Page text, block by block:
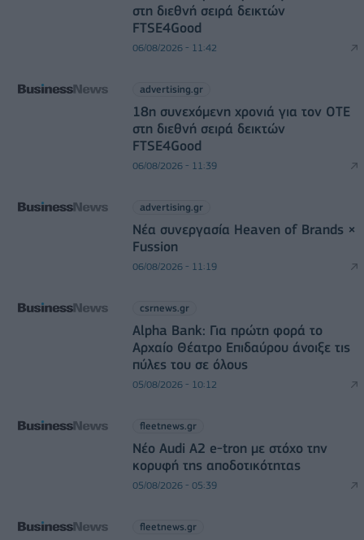
στη διεθνή σειρά δεικτών
FTSE4Good
06/08/2026 - 11:42
advertising.gr
18η συνεχόμενη χρονιά για τον ΟΤΕ
στη διεθνή σειρά δεικτών
FTSE4Good
06/08/2026 - 11:39
advertising.gr
Νέα συνεργασία Heaven of Brands ×
Fussion
06/08/2026 - 11:19
csrnews.gr
Alpha Bank: Για πρώτη φορά το
Αρχαίο Θέατρο Επιδαύρου άνοιξε τις
πύλες του σε όλους
05/08/2026 - 10:12
fleetnews.gr
Νέο Audi A2 e-tron με στόχο την
κορυφή της αποδοτικότητας
05/08/2026 - 05:39
fleetnews.gr